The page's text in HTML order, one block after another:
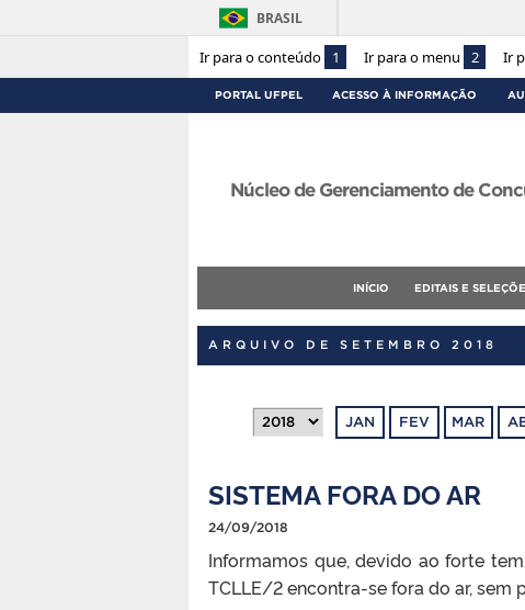
Ir para o conteúdo 1 Ir para o menu 2 Ir
BRASIL
PORTAL UFPEL ACESSO À INFORMAÇÃO
Núcleo de Gerenciamento de
INÍCIO EDITAIS E
ARQUIVO DE SETEMBRO 2018
JAN FEV MAR
SISTEMA FORA DO AR
24/09/2018
Informamos que, devido ao forte
TCLLE/2 encontra-se fora do ar,